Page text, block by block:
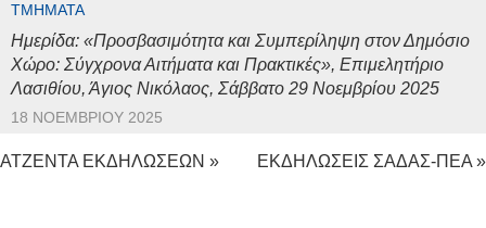
ΤΜΉΜΑΤΑ
Ημερίδα: «Προσβασιμότητα και Συμπερίληψη στον Δημόσιο
Χώρο: Σύγχρονα Αιτήματα και Πρακτικές», Επιμελητήριο
Λασιθίου, Άγιος Νικόλαος, Σάββατο 29 Νοεμβρίου 2025
18 ΝΟΕΜΒΡΊΟΥ 2025
ΑΤΖΕΝΤΑ ΕΚΔΗΛΩΣΕΩΝ » ΕΚΔΗΛΩΣΕΙΣ ΣΑΔΑΣ-ΠΕΑ »